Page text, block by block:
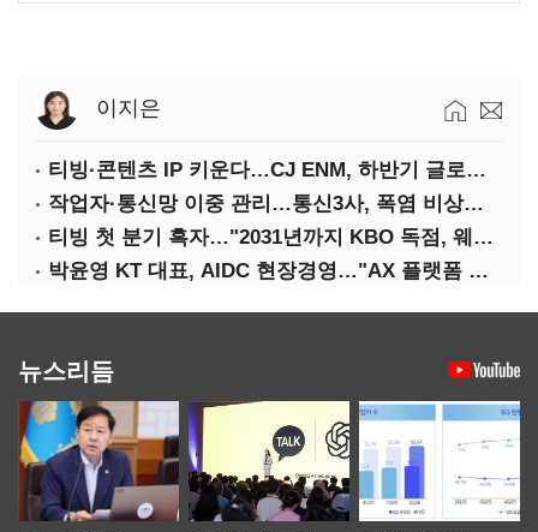
이지은
티빙·콘텐츠 IP 키운다…CJ ENM, 하반기 글로벌 확장 가속
작업자·통신망 이중 관리…통신3사, 폭염 비상대응 돌입
티빙 첫 분기 흑자…"2031년까지 KBO 독점, 웨이브 합병도 속도"
박윤영 KT 대표, AIDC 현장경영…"AX 플랫폼 핵심 인프라로 키운다"
뉴스리듬